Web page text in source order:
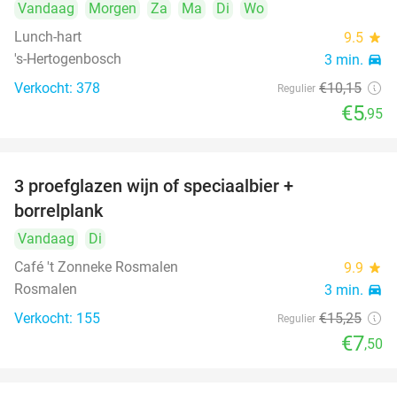
Vandaag Morgen Za Ma Di
Wo
Lunch-hart
9.5 star
's-Hertogenbosch 3 min. directions_car
Verkocht: 378 Regulier €10,15
€5,95
3 proefglazen wijn of speciaalbier +
borrelplank
Vandaag
Di
Café 't Zonneke Rosmalen
9.9 star
Rosmalen 3 min. directions_car
Verkocht: 155 Regulier €15,25
€7,50